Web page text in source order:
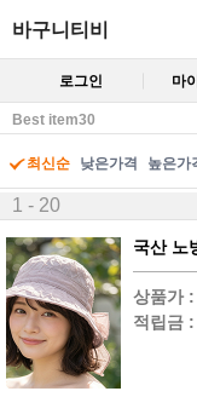
바구니티비
로그인 마
Best item30
최신순 낮은가격 높은가
1 - 20
국산 노
상품가 :
적립금 :